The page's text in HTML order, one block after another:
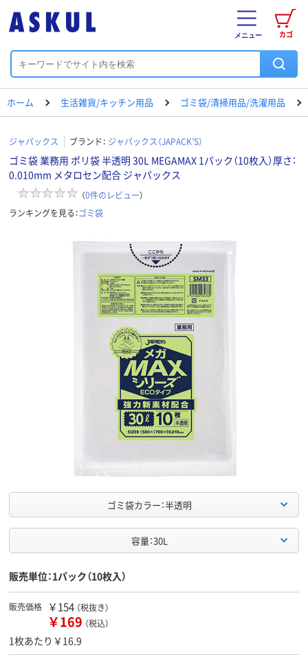
カゴ
メニュー
ホーム 生活雑貨/キッチン用品 ゴミ袋/清掃用品/洗濯用品
ジャパックス ブランド： ジャパックス（JAPACK’S）
ゴミ袋 業務用 ポリ袋 半透明 30L MEGAMAX 1パック（10枚入）厚さ：
0.010mm メタロセン配合 ジャパックス
（0件のレビュー）
ランキングを見る：ゴミ袋
ゴミ袋カラー：半透明
容量：30L
販売単位：1パック（10枚入）
販売価格 ￥154 （税抜き）
￥169 （税込）
1枚あたり￥16.9